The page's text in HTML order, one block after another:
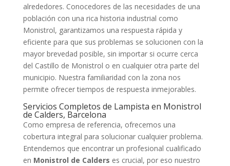
alrededores. Conocedores de las necesidades de una
población con una rica historia industrial como
Monistrol, garantizamos una respuesta rápida y
eficiente para que sus problemas se solucionen con la
mayor brevedad posible, sin importar si ocurre cerca
del Castillo de Monistrol o en cualquier otra parte del
municipio. Nuestra familiaridad con la zona nos
permite ofrecer tiempos de respuesta inmejorables.
Servicios Completos de Lampista en Monistrol
de Calders, Barcelona
Como empresa de referencia, ofrecemos una
cobertura integral para solucionar cualquier problema.
Entendemos que encontrar un profesional cualificado
en Monistrol de Calders es crucial, por eso nuestro